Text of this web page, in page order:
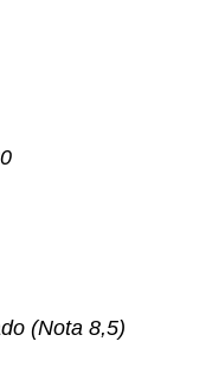
(Nota 8,5)